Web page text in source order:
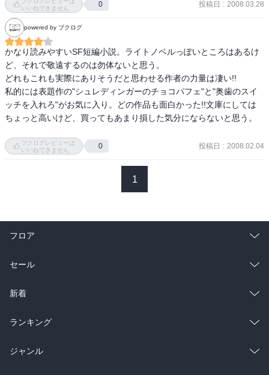
いいねできません
0 投稿日 : 2008.03.28
powered by ブクログ
かなり読みやすいSF短編小説。ライトノベルっぽいところはあるけ
ど、それで敬遠するのは勿体ないと思う。
どれもこれも実際にありそうだと思わせる作者の力量は凄い!!
私的には表題作の"シュレディンガーのチョコパフェ"と"奥歯のスイ
ッチを入れろ"がお気に入り。どの作品も面白かった!!文庫にしては
ちょっと高いけど、買ってもあまり損した気分にならないと思う。
ブクログレビューは
いいねできません
0 投稿日 : 2008.02.04
1
フロア
総合
ラノベ
雑誌・グラビア
BL・TL
セール
総合
ラノベ
雑誌・グラビア
新着
総合
ラノベ
ランキング
総合
ジャンル